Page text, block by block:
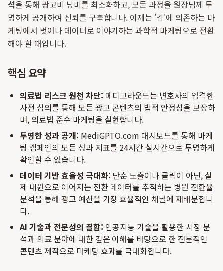
석을 통해 광고비 낭비를 최소화하고, 모든 과정을 원장님께 투
명하게 공개하여 신뢰를 구축합니다. 이제는 '감'에 의존하는 마
케팅에서 벗어나 데이터로 이야기하는 과학적 마케팅으로 전환
해야 할 때입니다.
핵심 요약
의료법 리스크 원천 차단: 메디고라운드는 변호사의 엄격한
사전 심의를 통해 모든 광고 콘텐츠의 법적 안정성을 보장하
며, 의료법 준수 마케팅을 실현합니다.
투명한 성과 공개: MediGPTO.com 대시보드를 통해 마케
팅 캠페인의 모든 성과 지표를 24시간 실시간으로 투명하게
확인할 수 있습니다.
데이터 기반 효율성 극대화: 단순 노출이나 클릭이 아닌, 실
제 내원으로 이어지는 전환 데이터를 추적하는 병원 전환율
분석을 통해 광고 예산을 가장 효율적인 채널에 재배분합니
다.
AI 기술과 전문성의 결합: 인공지능 기술을 활용한 시장 분
석과 의료 분야에 대한 깊은 이해를 바탕으로 한 전문적인
콘텐츠 제작으로 마케팅 효과를 극대화합니다.